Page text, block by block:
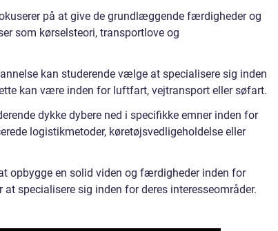
på at give de grundlæggende færdigheder og
som kørselsteori, transportlove og
kan studerende vælge at specialisere sig inden
kan være inden for luftfart, vejtransport eller søfart.
dykke dybere ned i specifikke emner inden for
logistikmetoder, køretøjsvedligeholdelse eller
opbygge en solid viden og færdigheder inden for
specialisere sig inden for deres interesseområder.